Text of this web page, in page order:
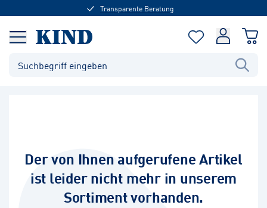
Transparente Beratung
Der von Ihnen aufgerufene Artikel
ist leider nicht mehr in unserem
Sortiment vorhanden.